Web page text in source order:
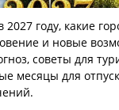
году, какие
и новые
советы для
месяцы для